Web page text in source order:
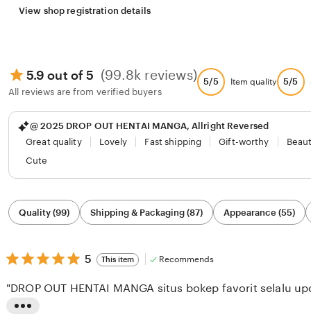
View shop registration details
5.9 out of 5 (99.8k reviews)
All reviews are from verified buyers
5/5 Item quality 5/5
@ 2025 DROP OUT HENTAI MANGA, Allright Reversed
Great quality
Lovely Fast shipping Gift-worthy
Cute
Filter
by
category
Quality (99) Shipping & Packaging (87) Appearance (55)
5
out
5
stars
5 This item Recommends
"DROP OUT HENTAI MANGA situs bokep favorit selalu